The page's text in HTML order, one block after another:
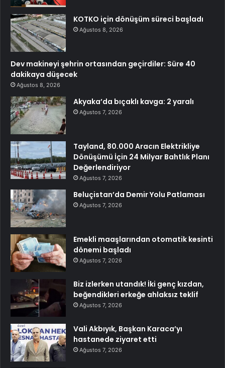
KOTKO için dönüşüm süreci başladı
Ağustos 8, 2026
Dev makineyi şehrin ortasından geçirdiler: Süre 40
dakikaya düşecek
Ağustos 8, 2026
Akyaka’da bıçaklı kavga: 2 yaralı
Ağustos 7, 2026
Tayland, 80.000 Aracın Elektrikliye
Dönüşümü İçin 24 Milyar Bahtlık Planı
Değerlendiriyor
Ağustos 7, 2026
Beluçistan’da Demir Yolu Patlaması
Ağustos 7, 2026
Emekli maaşlarından otomatik kesinti
dönemi başladı
Ağustos 7, 2026
Biz izlerken utandık! İki genç kızdan,
beğendikleri erkeğe ahlaksız teklif
Ağustos 7, 2026
Vali Akbıyık, Başkan Karaca’yı
hastanede ziyaret etti
Ağustos 7, 2026